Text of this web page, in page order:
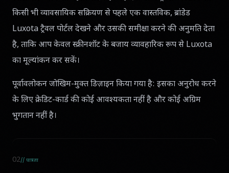
किसी भी व्यावसायिक सक्रियण से पहले एक वास्तविक, ब्रांडेड
Luxota ट्रैवल पोर्टल देखने और उसकी समीक्षा करने की अनुमति देता
है, ताकि आप केवल स्क्रीनशॉट के बजाय व्यावहारिक रूप से Luxota
का मूल्यांकन कर सकें।
पूर्वावलोकन जोखिम-मुक्त डिज़ाइन किया गया है: इसका अनुरोध करने
के लिए क्रेडिट-कार्ड की कोई आवश्यकता नहीं है और कोई अग्रिम
भुगतान नहीं है।
02// पात्रता